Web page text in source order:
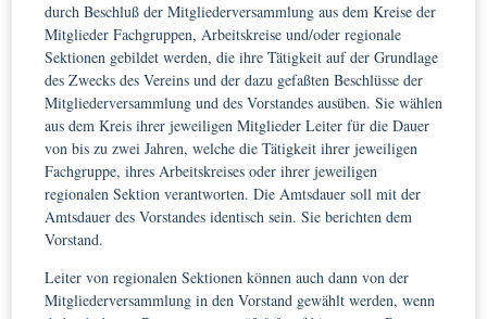
durch Beschluß der Mitgliederversammlung aus dem Kreise der
Mitglieder Fachgruppen, Arbeitskreise und/oder regionale
Sektionen gebildet werden, die ihre Tätigkeit auf der Grundlage
des Zwecks des Vereins und der dazu gefaßten Beschlüsse der
Mitgliederversammlung und des Vorstandes ausüben. Sie wählen
aus dem Kreis ihrer jeweiligen Mitglieder Leiter für die Dauer
von bis zu zwei Jahren, welche die Tätigkeit ihrer jeweiligen
Fachgruppe, ihres Arbeitskreises oder ihrer jeweiligen
regionalen Sektion verantworten. Die Amtsdauer soll mit der
Amtsdauer des Vorstandes identisch sein. Sie berichten dem
Vorstand.
Leiter von regionalen Sektionen können auch dann von der
Mitgliederversammlung in den Vorstand gewählt werden, wenn